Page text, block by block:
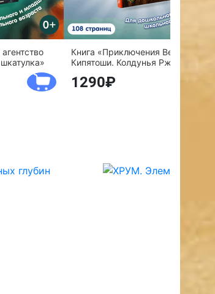
Книга «Приключения Веснушки и
Кипятоши. Колдунья Ржавелла»
1290